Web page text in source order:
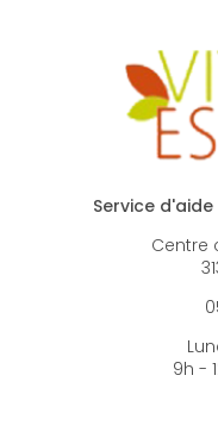
Service
Centre
9h -